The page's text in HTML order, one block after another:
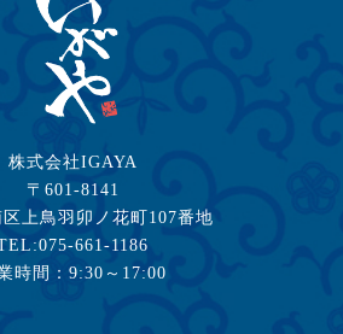
株式会社IGAYA
〒601-8141
上鳥羽卯ノ花町107番地
661-1186
時間：9:30～17:00